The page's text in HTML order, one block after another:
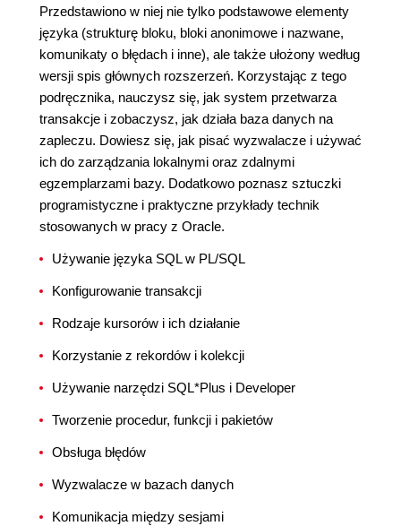
Przedstawiono w niej nie tylko podstawowe elementy
języka (strukturę bloku, bloki anonimowe i nazwane,
komunikaty o błędach i inne), ale także ułożony według
wersji spis głównych rozszerzeń. Korzystając z tego
podręcznika, nauczysz się, jak system przetwarza
transakcje i zobaczysz, jak działa baza danych na
zapleczu. Dowiesz się, jak pisać wyzwalacze i używać
ich do zarządzania lokalnymi oraz zdalnymi
egzemplarzami bazy. Dodatkowo poznasz sztuczki
programistyczne i praktyczne przykłady technik
stosowanych w pracy z Oracle.
Używanie języka SQL w PL/SQL
Konfigurowanie transakcji
Rodzaje kursorów i ich działanie
Korzystanie z rekordów i kolekcji
Używanie narzędzi SQL*Plus i Developer
Tworzenie procedur, funkcji i pakietów
Obsługa błędów
Wyzwalacze w bazach danych
Komunikacja między sesjami